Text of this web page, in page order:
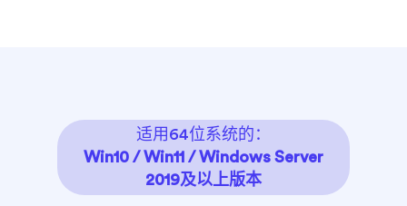
适用64位系统的：
Win10 / Win11 / Windows Server
2019及以上版本